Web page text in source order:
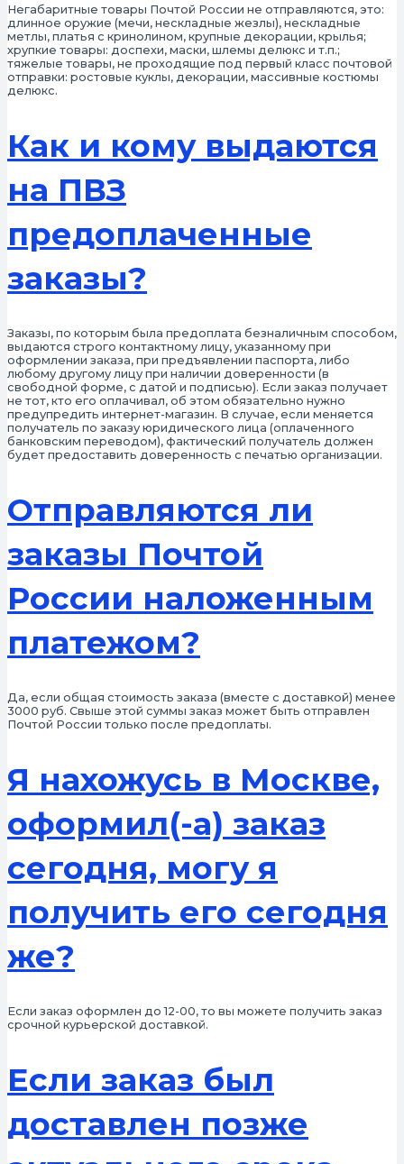
Негабаритные товары Почтой России не отправляются, это:
длинное оружие (мечи, нескладные жезлы), нескладные
метлы, платья с кринолином, крупные декорации, крылья;
хрупкие товары: доспехи, маски, шлемы делюкс и т.п.;
тяжелые товары, не проходящие под первый класс почтовой
отправки: ростовые куклы, декорации, массивные костюмы
делюкс.
Как и кому выдаются
на ПВЗ
предоплаченные
заказы?
Заказы, по которым была предоплата безналичным способом,
выдаются строго контактному лицу, указанному при
оформлении заказа, при предъявлении паспорта, либо
любому другому лицу при наличии доверенности (в
свободной форме, с датой и подписью). Если заказ получает
не тот, кто его оплачивал, об этом обязательно нужно
предупредить интернет-магазин. В случае, если меняется
получатель по заказу юридического лица (оплаченного
банковским переводом), фактический получатель должен
будет предоставить доверенность с печатью организации.
Отправляются ли
заказы Почтой
России наложенным
платежом?
Да, если общая стоимость заказа (вместе с доставкой) менее
3000 руб. Свыше этой суммы заказ может быть отправлен
Почтой России только после предоплаты.
Я нахожусь в Москве,
оформил(-а) заказ
сегодня, могу я
получить его сегодня
же?
Если заказ оформлен до 12-00, то вы можете получить заказ
срочной курьерской доставкой.
Если заказ был
доставлен позже